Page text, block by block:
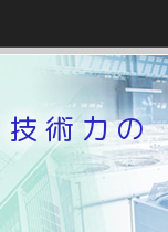
技術力の